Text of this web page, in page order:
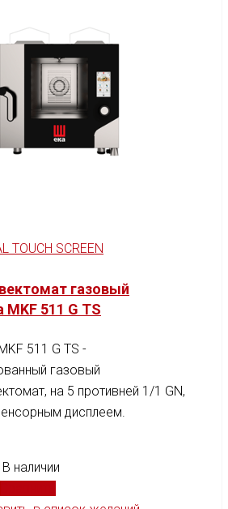
TOUCH SCREEN
газовый
MKF 511 G TS
511 G TS -
газовый
на 5 противней 1/1 GN,
дисплеем.
В наличии